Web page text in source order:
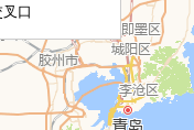
口